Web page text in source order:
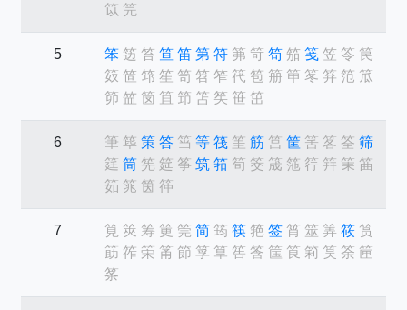
笖 笎
5 笨 笾 笞 笪 笛 第 符 笰 笴 笱 笳 笺 笠 笭 笢
笯 笸 筇 笙 笥 笤 笮 笩 笣 笧 笚 笗 笲 笵 笟
笷 笽 笝 笡 笻 笘 笶 笹 笜
6 筆 筚 策 答 筜 等 筏 筀 筋 筥 筐 筈 笿 筌 筛
筳 筒 筅 筵 筝 筑 筘 筍 筊 筬 筂 筕 筓 筙 筁
筎 筄 筃 筗
7 筧 筴 筹 筻 筦 简 筠 筷 筢 签 筲 筮 筭 筱 筼
筯 筰 筞 筩 節 筟 筸 筶 筨 筺 筤 筣 筽 筡 筪
筿